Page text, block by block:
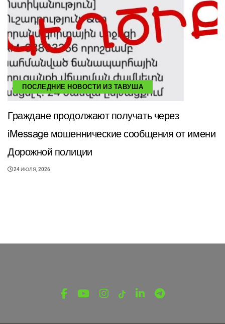
ПОСЛЕДНИЕ НОВОСТИ ИЗ ТАВУША
Граждане продолжают получать через
iMessage мошеннические сообщения от имени
Дорожной полиции
24 ИЮЛЯ, 2026